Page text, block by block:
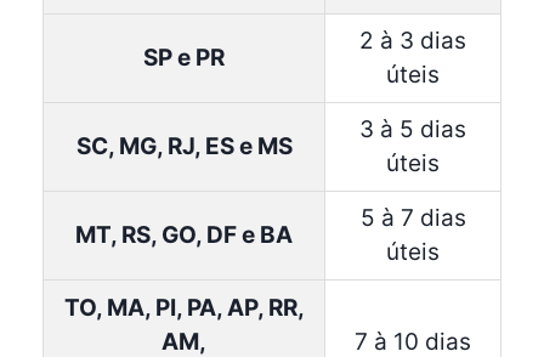
SP e PR
2 à 3 dias
úteis
SC, MG, RJ, ES e MS
3 à 5 dias
úteis
MT, RS, GO, DF e BA
5 à 7 dias
úteis
TO, MA, PI, PA, AP, RR,
AM,
7 à 10 dias